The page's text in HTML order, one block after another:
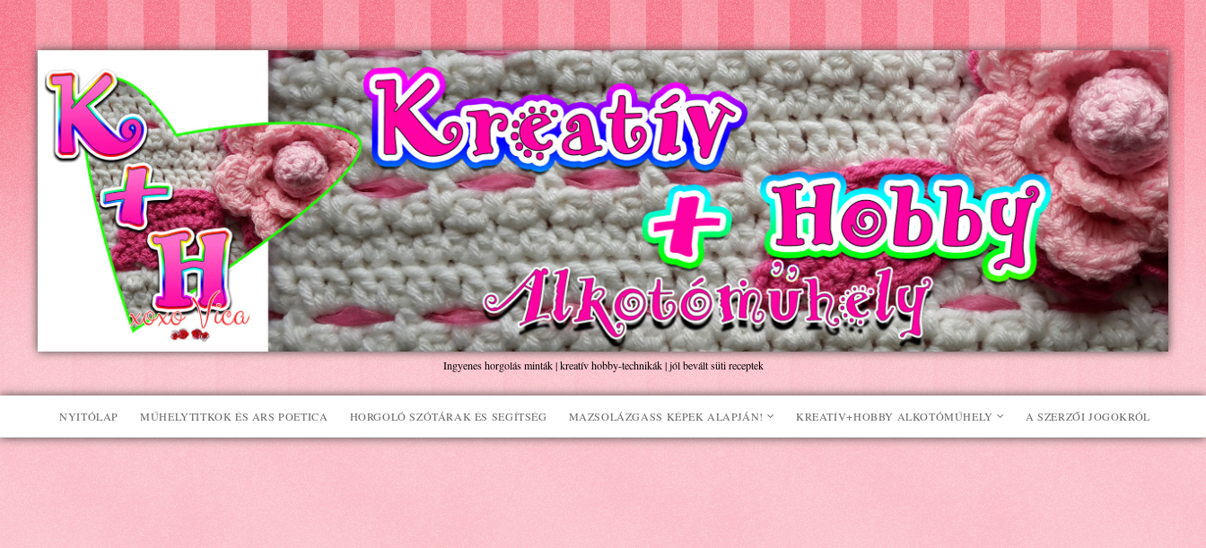
Kreatív+Hobby
Alkotóműhely
Ingyenes horgolás minták | kreatív hobby-technikák | jól bevált süti receptek
NYITÓLAP MŰHELYTITKOK ÉS ARS POETICA HORGOLÓ SZÓTÁRAK ÉS SEGÍTSÉG MAZSOLÁZGASS KÉPEK ALAPJÁN! KREATÍV+HOBBY ALKOTÓMŰHELY A SZERZŐI JOGOKRÓL